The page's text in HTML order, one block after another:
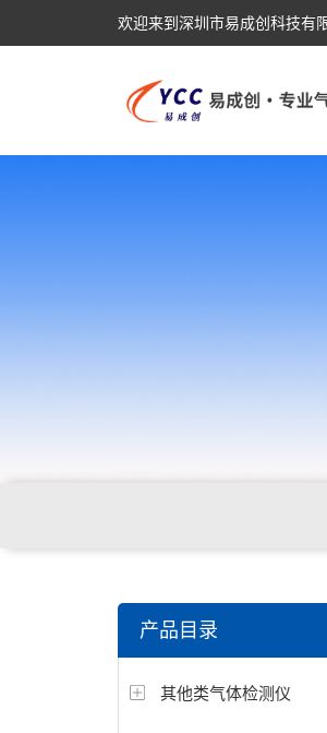
欢迎来到深圳市易成创科技有
产品目录
其他类气体检测仪